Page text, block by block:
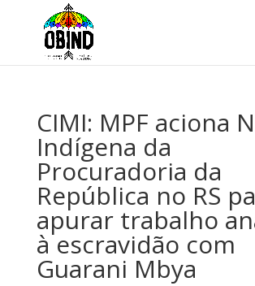
CIMI: MPF aciona
Indígena da
Procuradoria da
República no RS
apurar trabalho
à escravidão com
Guarani Mbya